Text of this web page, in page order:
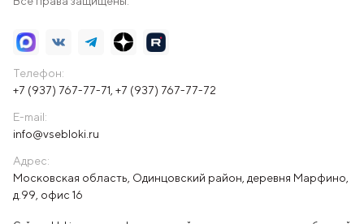
Телефон:
+7 (937) 767-77-71 +7 (937) 767-77-72
E-mail:
info@vsebloki.ru
Адрес:
Московская область, Одинцовский район, деревня Марфино,
д.99, офис 16